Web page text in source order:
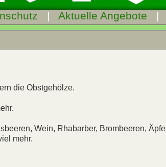
| Aktuelle Angebote |
die Obstgehölze.
Wein, Rhabarber, Brombeeren,
mehr.